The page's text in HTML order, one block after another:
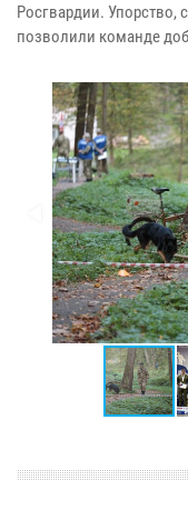
Росгвардии. Упорство,
позволили команде